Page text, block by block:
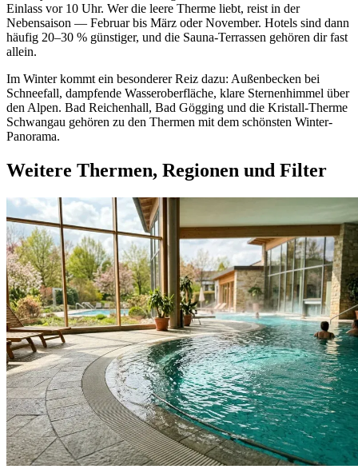
Einlass vor 10 Uhr. Wer die leere Therme liebt, reist in der
Nebensaison — Februar bis März oder November. Hotels sind dann
häufig 20–30 % günstiger, und die Sauna-Terrassen gehören dir fast
allein.
Im Winter kommt ein besonderer Reiz dazu: Außenbecken bei
Schneefall, dampfende Wasseroberfläche, klare Sternenhimmel über
den Alpen. Bad Reichenhall, Bad Gögging und die Kristall-Therme
Schwangau gehören zu den Thermen mit dem schönsten Winter-
Panorama.
Weitere Thermen, Regionen und Filter